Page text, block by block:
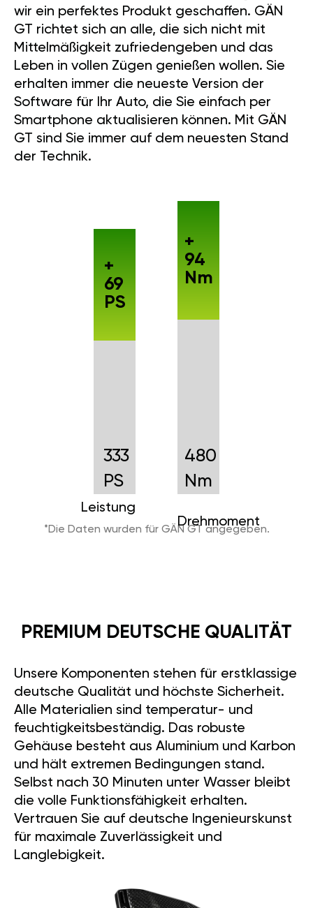
wir ein perfektes Produkt geschaffen. GÄN
GT richtet sich an alle, die sich nicht mit
Mittelmäßigkeit zufriedengeben und das
Leben in vollen Zügen genießen wollen. Sie
erhalten immer die neueste Version der
Software für Ihr Auto, die Sie einfach per
Smartphone aktualisieren können. Mit GÄN
GT sind Sie immer auf dem neuesten Stand
der Technik.
333
PS
Leistung
+
69
PS
480
Nm
Drehmoment
+
94
Nm
*Die Daten wurden für GÄN GT angegeben.
PREMIUM DEUTSCHE QUALITÄT
Unsere Komponenten stehen für erstklassige
deutsche Qualität und höchste Sicherheit.
Alle Materialien sind temperatur- und
feuchtigkeitsbeständig. Das robuste
Gehäuse besteht aus Aluminium und Karbon
und hält extremen Bedingungen stand.
Selbst nach 30 Minuten unter Wasser bleibt
die volle Funktionsfähigkeit erhalten.
Vertrauen Sie auf deutsche Ingenieurskunst
für maximale Zuverlässigkeit und
Langlebigkeit.